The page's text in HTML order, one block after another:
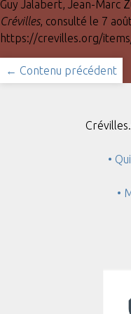
Guy Jalabert, Jean-Marc
Crévilles, consulté le 7
https://crevilles.org/
← Contenu précédent
•
•